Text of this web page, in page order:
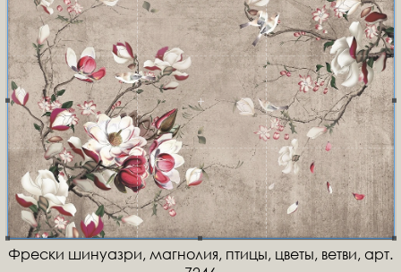
Фрески шинуазри, магнолия, птицы, цветы, ветви, арт.